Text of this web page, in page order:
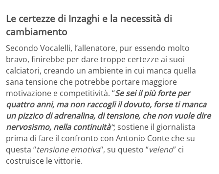
Le certezze di Inzaghi e la necessità di
cambiamento
Secondo Vocalelli, l’allenatore, pur essendo molto
bravo, finirebbe per dare troppe certezze ai suoi
calciatori, creando un ambiente in cui manca quella
sana tensione che potrebbe portare maggiore
motivazione e competitività. “Se sei il più forte per
quattro anni, ma non raccogli il dovuto, forse ti manca
un pizzico di adrenalina, di tensione, che non vuole dire
nervosismo, nella continuità“; sostiene il giornalista
prima di fare il confronto con Antonio Conte che su
questa “tensione emotiva“, su questo “veleno” ci
costruisce le vittorie.